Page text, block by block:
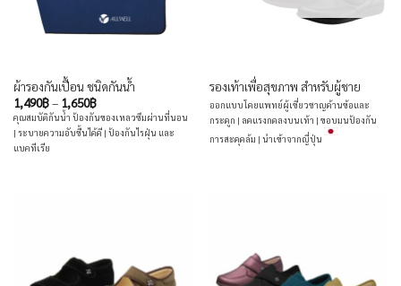
ผ้ารองกันเปื้อน ชนิดกันน้ำ
1,490฿– 1,650฿Price
range:
1,490฿
through
คุณสมบัติกันน้ำ ป้องกันของเหลวซึมผ่านที่นอน
| ระบายความอับชื้นได้ดี | ป้องกันไรฝุ่น และ
แบคทีเรีย
รองเท้าเพื่อสุขภาพ สำหรับผู้ชาย
ออกแบบโดยแพทย์ผู้เชี่ยวชาญด้านข้อและ
กระดูก | ลดแรงกดลงบนเท้า | ขอบมนป้องกัน
การสะดุดล้ม | นำเข้าจากญี่ปุ่น